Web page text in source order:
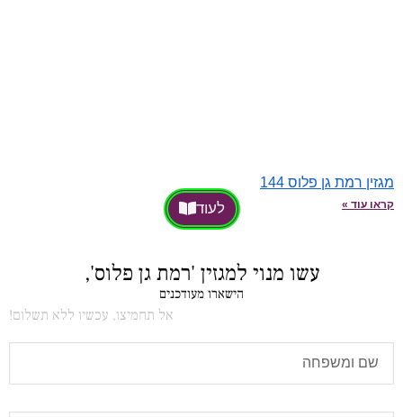
מגזין רמת גן פלוס 144
קראו עוד » לעוד
עשו מנוי למגזין 'רמת גן פלוס',
הישארו מעודכנים
אל תחמיצו, עכשיו ללא תשלום!